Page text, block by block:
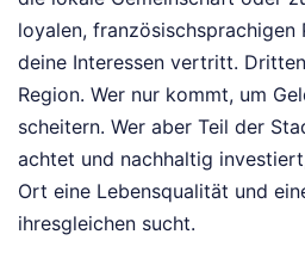
loyalen,
deine Interessen vertritt.
Region. Wer nur kommt, um
scheitern. Wer aber Teil der
achtet und nachhaltig
Ort eine Lebensqualität und
ihresgleichen sucht.